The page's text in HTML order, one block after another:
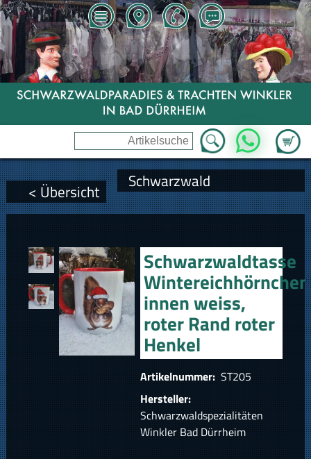
Zum
WhatsApp
< Übersicht Schwarzwald
Schwarzwaldtasse
Wintereichhörnchen
innen weiss,
roter Rand roter
Henkel
Artikelnummer: ST205
Hersteller:
Schwarzwaldspezialitäten
Winkler Bad Dürrheim